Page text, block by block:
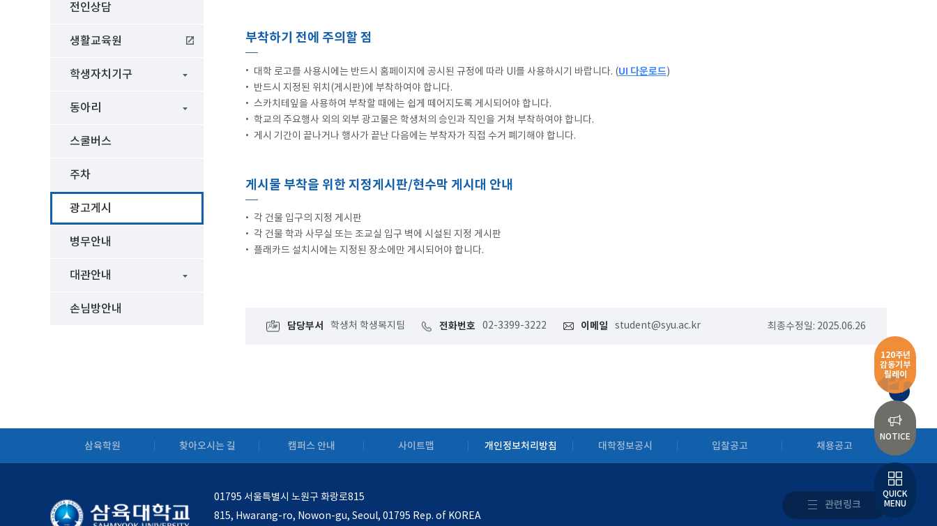
120주년
감동기부
릴레이
NOTICE
QUICK
MENU
부착하기 전에 주의할 점
• 대학 로고를 사용시에는 반드시 홈페이지에 공시된 규정에 따라 UI를 사용하시기 바랍니다. (UI 다운로드)
• 반드시 지정된 위치(게시판)에 부착하여야 합니다.
• 스카치테잎을 사용하여 부착할 때에는 쉽게 떼어지도록 게시되어야 합니다.
• 학교의 주요행사 외의 외부 광고물은 학생처의 승인과 직인을 거쳐 부착하여야 합니다.
• 게시 기간이 끝나거나 행사가 끝난 다음에는 부착자가 직접 수거 폐기해야 합니다.
게시물 부착을 위한 지정게시판/현수막 게시대 안내
• 각 건물 입구의 지정 게시판
• 각 건물 학과 사무실 또는 조교실 입구 벽에 시설된 지정 게시판
• 플래카드 설치시에는 지정된 장소에만 게시되어야 합니다.
담당부서 학생처 학생복지팀 전화번호 02-3399-3222 이메일 student@syu.ac.kr 최종수정일: 2025.06.26
전인상담
생활교육원
학생자치기구
동아리
스쿨버스
주차
광고게시
병무안내
대관안내
손님방안내
삼육학원 찾아오시는 길 캠퍼스 안내 사이트맵 개인정보처리방침 대학정보공시 입찰공고 채용공고
관련링크
01795 서울특별시 노원구 화랑로815
815, Hwarang-ro, Nowon-gu, Seoul, 01795 Rep. of KOREA